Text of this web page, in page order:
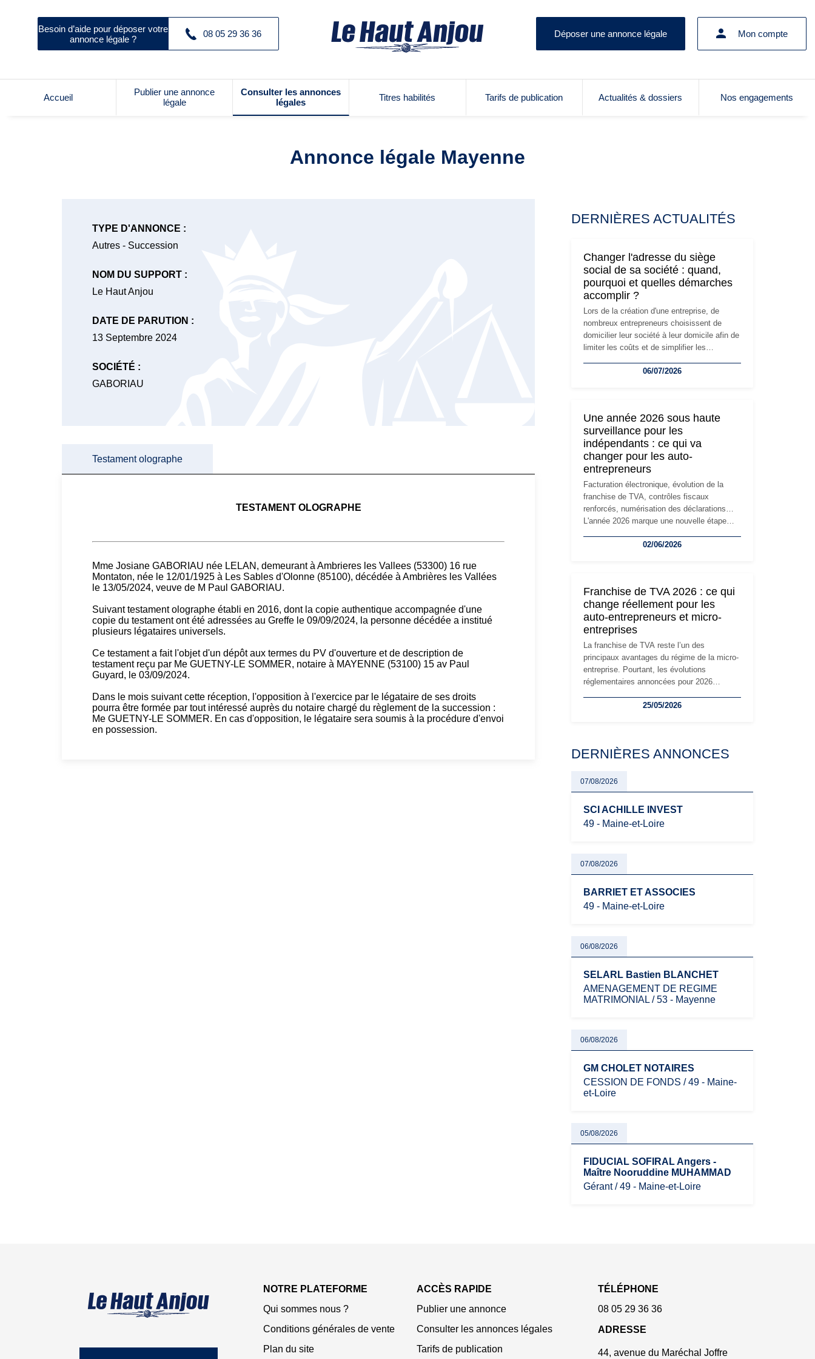
Besoin d’aide pour déposer votre
annonce légale ?
08 05 29 36 36 Déposer une annonce légale Mon compte
Accueil
Publier une annonce
légale
Consulter les annonces
légales
Titres habilités Tarifs de publication Actualités & dossiers Nos engagements
Annonce légale Mayenne
TYPE D'ANNONCE :
Autres - Succession
NOM DU SUPPORT :
Le Haut Anjou
DATE DE PARUTION :
13 Septembre 2024
SOCIÉTÉ :
GABORIAU
Testament olographe
TESTAMENT OLOGRAPHE
Mme Josiane GABORIAU née LELAN, demeurant à Ambrieres les Vallees (53300) 16 rue
Montaton, née le 12/01/1925 à Les Sables d'Olonne (85100), décédée à Ambrières les Vallées
le 13/05/2024, veuve de M Paul GABORIAU.
Suivant testament olographe établi en 2016, dont la copie authentique accompagnée d'une
copie du testament ont été adressées au Greffe le 09/09/2024, la personne décédée a institué
plusieurs légataires universels.
Ce testament a fait l'objet d'un dépôt aux termes du PV d'ouverture et de description de
testament reçu par Me GUETNY-LE SOMMER, notaire à MAYENNE (53100) 15 av Paul
Guyard, le 03/09/2024.
Dans le mois suivant cette réception, l'opposition à l'exercice par le légataire de ses droits
pourra être formée par tout intéressé auprès du notaire chargé du règlement de la succession :
Me GUETNY-LE SOMMER. En cas d'opposition, le légataire sera soumis à la procédure d'envoi
en possession.
DERNIÈRES ACTUALITÉS
Changer l'adresse du siège
social de sa société : quand,
pourquoi et quelles démarches
accomplir ?
Lors de la création d'une entreprise, de
nombreux entrepreneurs choisissent de
domicilier leur société à leur domicile afin de
limiter les coûts et de simplifier les
l'activité, cette solution peut rapidement
siège social répond souvent à une nouvelle
étape de la vie de l'entreprise et implique
plusieurs formalités obligatoires.
06/07/2026
Une année 2026 sous haute
surveillance pour les
indépendants : ce qui va
changer pour les auto-
entrepreneurs
Facturation électronique, évolution de la
franchise de TVA, contrôles fiscaux
renforcés, numérisation des déclarations…
L'année 2026 marque une nouvelle étape
travailleurs indépendants. Si le régime de la
réglementaire plus exigeant. Décryptage des
principaux changements et des précautions
à prendre pour éviter les mauvaises
surprises.
02/06/2026
Franchise de TVA 2026 : ce qui
change réellement pour les
auto-entrepreneurs et micro-
entreprises
La franchise de TVA reste l’un des
principaux avantages du régime de la micro-
entreprise. Pourtant, les évolutions
réglementaires annoncées pour 2026
les auto-entrepreneurs, artisans et
évoluent dans un contexte de contrôle
oblige les indépendants à rester
particulièrement vigilants.
25/05/2026
DERNIÈRES ANNONCES
07/08/2026
SCI ACHILLE INVEST
49 - Maine-et-Loire
07/08/2026
BARRIET ET ASSOCIES
49 - Maine-et-Loire
06/08/2026
SELARL Bastien BLANCHET
AMENAGEMENT DE REGIME
MATRIMONIAL / 53 - Mayenne
06/08/2026
GM CHOLET NOTAIRES
CESSION DE FONDS / 49 - Maine-
et-Loire
05/08/2026
FIDUCIAL SOFIRAL Angers -
Maître Nooruddine MUHAMMAD
Gérant / 49 - Maine-et-Loire
NOTRE PLATEFORME
Qui sommes nous ?
Conditions générales de vente
Plan du site
ACCÈS RAPIDE
Publier une annonce
Consulter les annonces légales
Tarifs de publication
TÉLÉPHONE
08 05 29 36 36
ADRESSE
44, avenue du Maréchal Joffre